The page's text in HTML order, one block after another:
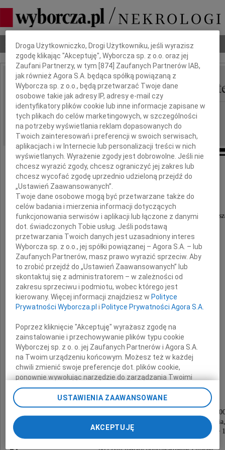
Nekrologi Odeszli Poradnik pogrzebowy
IMIĘ I NAZWISKO: Mirosława Grad-
REGION: Kraków
DATA EMISJI: 25.04.2013
Tylko nieobecni
są najbliżej
Z głębokim żalem zawiadamiamy,
że 23 kwietnia 2013 roku odeszła od nas na
przeżywszy 64 lata
Mirosława
Grad-Chwistek
z d. Posyniak
Nabożeństwo żałobne odprawione zostanie
w piątek 26 kwietnia 2013 roku o godzinie
w kościele parafialnym w Grojcu k. Oświęcimia,
poprzedzone nabożeństwem różańcowym o godzinie
Dbamy o Twoją prywatność
Droga Użytkowniczko, Drogi Użytkowniku, jeśli wyrazisz
zgodę klikając "Akceptuję", Wyborcza sp. z o.o. oraz jej
Zaufani Partnerzy, w tym [874 ] Zaufanych Partnerów IAB,
jak również Agora S.A. będąca spółką powiązaną z
Wyborcza sp. z o.o., będą przetwarzać Twoje dane
osobowe takie jak adresy IP, adresy e-mail czy
identyfikatory plików cookie lub inne informacje zapisane w
tych plikach do celów marketingowych, w szczególności
na potrzeby wyświetlania reklam dopasowanych do
Twoich zainteresowań i preferencji w swoich serwisach,
aplikacjach i w Internecie lub personalizacji treści w nich
wyświetlanych. Wyrażenie zgody jest dobrowolne. Jeśli nie
chcesz wyrazić zgody, chcesz ograniczyć jej zakres lub
chcesz wycofać zgodę uprzednio udzieloną przejdź do
„Ustawień Zaawansowanych”.
Twoje dane osobowe mogą być przetwarzane także do
celów badania i mierzenia informacji dotyczących
funkcjonowania serwisów i aplikacji lub łączone z danymi
dot. świadczonych Tobie usług. Jeśli podstawą
przetwarzania Twoich danych jest uzasadniony interes
Wyborcza sp. z o.o., jej spółki powiązanej – Agora S.A. – lub
Zaufanych Partnerów, masz prawo wyrazić sprzeciw. Aby
to zrobić przejdź do „Ustawień Zaawansowanych” lub
skontaktuj się z administratorem – w zależności od
zakresu sprzeciwu i podmiotu, wobec którego jest
kierowany. Więcej informacji znajdziesz w Polityce
Prywatności Wyborcza.pl i Polityce Prywatności Agora S.A.
Poprzez kliknięcie "Akceptuję" wyrażasz zgodę na
zainstalowanie i przechowywanie plików typu cookie
Wyborczej sp. z o. o. jej Zaufanych Partnerów i Agora S.A.
na Twoim urządzeniu końcowym. Możesz też w każdej
chwili zmienić swoje preferencje dot. plików cookie,
ponownie wywołując narzędzie do zarządzania Twoimi
preferencjami dot. przetwarzania danych poprzez
odnośnik „Ustawienia prywatności” w stopce serwisu i
przechodząc do sekcji „Ustawienia zaawansowane”.
Zmiana ustawień plików cookie możliwa jest także za
pomocą ustawień przeglądarki.
My, nasi Zaufani Partnerzy i Agora S.A. możemy
USTAWIENIA ZAAWANSOWANE
AKCEPTUJĘ